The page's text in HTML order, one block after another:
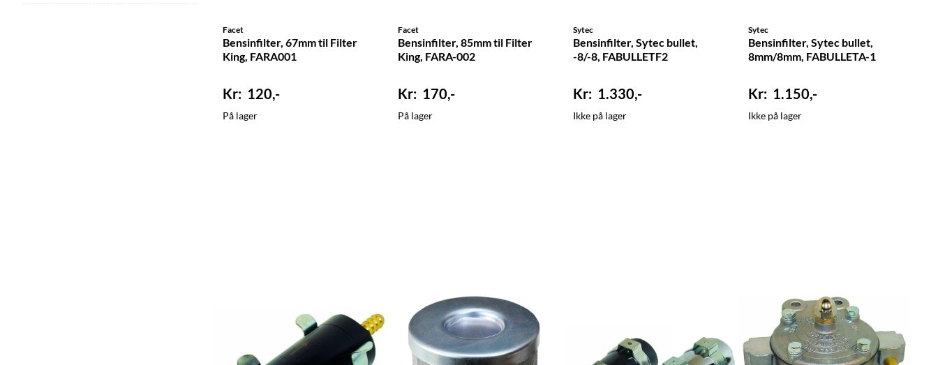
Facet
Bensinfilter, 67mm til Filter
King, FARA001
120,-
På lager
Facet
Bensinfilter, 85mm til Filter
King, FARA-002
170,-
På lager
Sytec
Bensinfilter, Sytec bullet,
-8/-8, FABULLETF2
1.330,-
Ikke på lager
Sytec
Bensinfilter, Sytec bullet,
8mm/8mm, FABULLETA-1
1.150,-
Ikke på lager